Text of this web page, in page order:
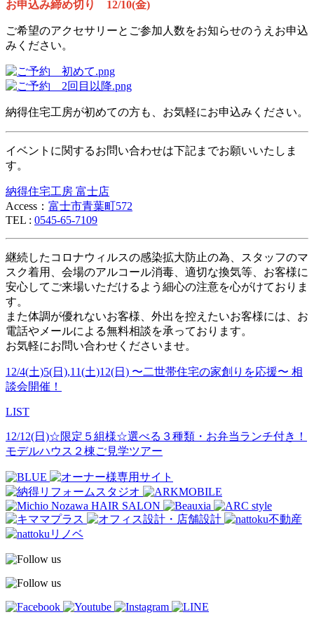
お申込み締め切り 12/10(金)
ご希望のアクセサリーとご参加人数をお知らせのうえお申込
みください。
納得住宅工房が初めての方も、お気軽にお申込みください。
イベントに関するお問い合わせは下記までお願いいたしま
す。
納得住宅工房 富士店
Access： 富士市青葉町572
TEL : 0545-65-7109
継続したコロナウィルスの感染拡大防止の為、スタッフのマ
スク着用、会場のアルコール消毒、適切な換気等、お客様に
安心してご来場いただけるよう細心の注意を心がけておりま
す。
また体調が優れないお客様、外出を控えたいお客様には、お
電話やメールによる無料相談を承っております。
お気軽にお問い合わせくださいませ。
12/4(土)5(日),11(土)12(日) 〜二世帯住宅の家創りを応援〜 相
談会開催！
LIST
12/12(日)☆限定５組様☆選べる３種類・お弁当ランチ付き！
モデルハウス２棟ご見学ツアー